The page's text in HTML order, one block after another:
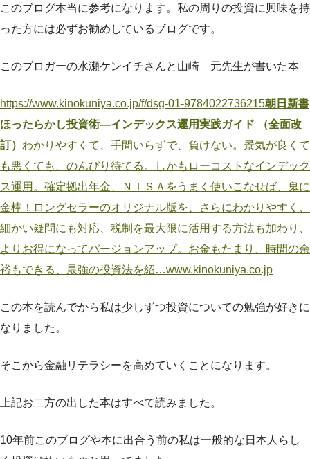
このブログ本当に参考になります。私の周りの投資に興味を持
った方には必ずお勧めしているブログです。
このブロガーの水瀬ケンイチさんと山崎 元先生が書いた本
https://www.kinokuniya.co.jp/f/dsg-01-9784022736215朝日新書
ほったらかし投資術―インデックス運用実践ガイド （全面改
訂） わかりやすくて、手間いらずで、負けない。景気が良くて
も悪くても、のんびり待てる。しかもローコストなインデック
ス運用。確定拠出年金、ＮＩＳＡをうまく使いこなせば、鬼に
金棒！ロングセラーのオリジナル版を、さらにわかりやすく、
細かい疑問にも対応、税制を最大限に活用する方法も加わり、
よりお得になってバージョンアップ。お金もたまり、時間の余
裕もできる、最強の投資法を紹…www.kinokuniya.co.jp
この本を読んでから私は少しずつ投資についての勉強が好きに
なりました。
そこから金融リテラシーを高めていくことになります。
上記お二方の出した本はすべて読みました。
10年前このブログや本に出合う前の私は一般的な日本人らし